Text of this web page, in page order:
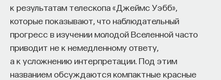
к результатам телескопа «Джеймс Уэбб»,
которые показывают, что наблюдательный
прогресс в изучении молодой Вселенной часто
приводит не к немедленному ответу,
а к усложнению интерпретации. Под этим
названием обсуждаются компактные красные